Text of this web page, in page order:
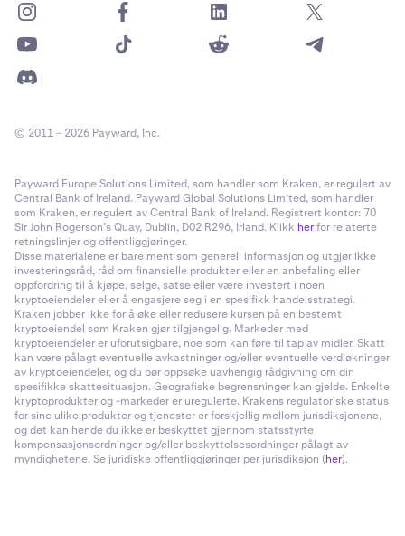
© 2011 – 2026 Payward, Inc.
Payward Europe Solutions Limited, som handler som Kraken, er regulert av
Central Bank of Ireland. Payward Global Solutions Limited, som handler
som Kraken, er regulert av Central Bank of Ireland. Registrert kontor: 70
Sir John Rogerson’s Quay, Dublin, D02 R296, Irland. Klikk herfor relaterte
retningslinjer og offentliggjøringer.
Disse materialene er bare ment som generell informasjon og utgjør ikke
investeringsråd, råd om finansielle produkter eller en anbefaling eller
oppfordring til å kjøpe, selge, satse eller være investert i noen
kryptoeiendeler eller å engasjere seg i en spesifikk handelsstrategi.
Kraken jobber ikke for å øke eller redusere kursen på en bestemt
kryptoeiendel som Kraken gjør tilgjengelig. Markeder med
kryptoeiendeler er uforutsigbare, noe som kan føre til tap av midler. Skatt
kan være pålagt eventuelle avkastninger og/eller eventuelle verdiøkninger
av kryptoeiendeler, og du bør oppsøke uavhengig rådgivning om din
spesifikke skattesituasjon. Geografiske begrensninger kan gjelde. Enkelte
kryptoprodukter og -markeder er uregulerte. Krakens regulatoriske status
for sine ulike produkter og tjenester er forskjellig mellom jurisdiksjonene,
og det kan hende du ikke er beskyttet gjennom statsstyrte
kompensasjonsordninger og/eller beskyttelsesordninger pålagt av
myndighetene. Se juridiske offentliggjøringer per jurisdiksjon (her).